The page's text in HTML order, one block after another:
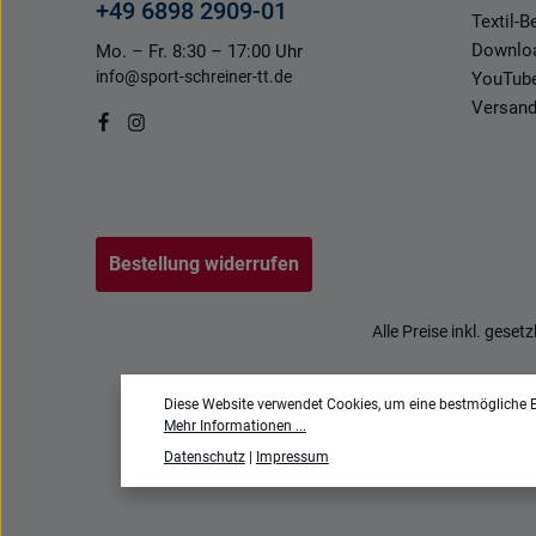
+49 6898 2909-01
Mo. – Fr. 8:30 – 17:00 Uhr
info@sport-schreiner-tt.de
Textil-
Bestellung widerrufen
Alle Preise inkl.
Diese Website verwendet Cookies, um eine bestmögliche
Mehr Informationen ...
Datenschutz| Impressum